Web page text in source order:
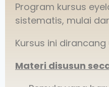
Program kursus
sistematis, mulai
Kursus ini
Materi disusun